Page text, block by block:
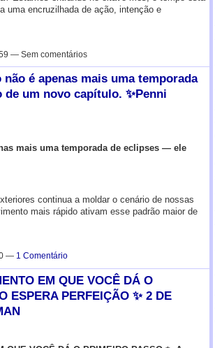
uma encruzilhada de ação, intenção e
— Sem comentários
não é apenas mais uma temporada
um novo capítulo. ✨Penni
mais uma temporada de eclipses — ele
continua a moldar o cenário de nossas
mais rápido ativam esse padrão maior de
— 1 Comentário
EM QUE VOCÊ DÁ O
ESPERA PERFEIÇÃO ✨ 2 DE